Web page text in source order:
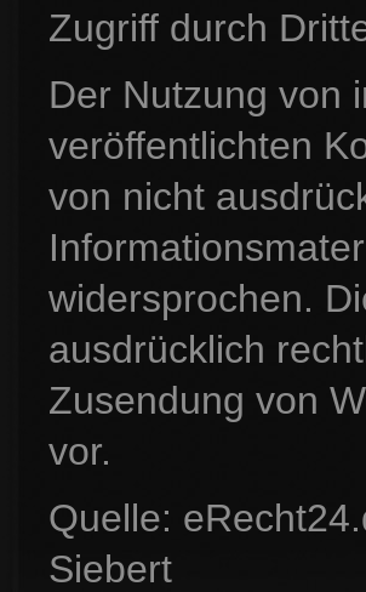
Zugriff durch
Der Nutzung von
veröffentlichten
von nicht
widersprochen.
ausdrücklich
Zusendung von
vor.
Quelle:
Siebert